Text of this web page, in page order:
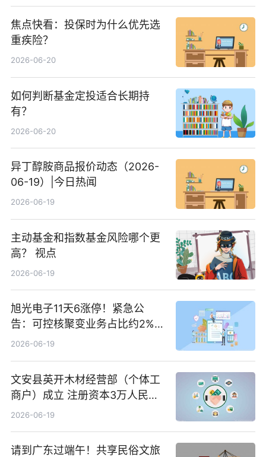
焦点快看：投保时为什么优先选
重疾险？
2026-06-20
如何判断基金定投适合长期持
有？
2026-06-20
异丁醇胺商品报价动态（2026-
06-19）|今日热闻
2026-06-19
主动基金和指数基金风险哪个更
高？ 视点
2026-06-19
旭光电子11天6涨停！紧急公
告：可控核聚变业务占比约2%！
前沿热点
2026-06-19
文安县英开木材经营部（个体工
商户）成立 注册资本3万人民币
新要闻
2026-06-19
请到广东过端午！共享民俗文旅